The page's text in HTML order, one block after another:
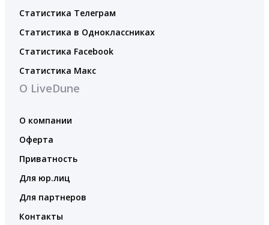
Статистика Телеграм
Статистика в Одноклассниках
Статистика Facebook
Статистика Макс
О LiveDune
О компании
Оферта
Приватность
Для юр.лиц
Для партнеров
Контакты